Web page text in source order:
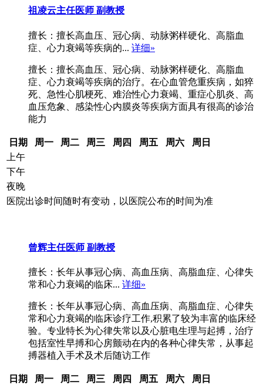
祖凌云主任医师 副教授
擅长：擅长高血压、冠心病、动脉粥样硬化、高脂血
症、心力衰竭等疾病的... 详细»
擅长：擅长高血压、冠心病、动脉粥样硬化、高脂血
症、心力衰竭等疾病的治疗。在心血管危重疾病，如猝
死、急性心肌梗死、难治性心力衰竭、重症心肌炎、高
血压危象、感染性心内膜炎等疾病方面具有很高的诊治
能力
日期 周一 周二 周三 周四 周五 周六
周日
上午
下午
夜晚
医院出诊时间随时有变动，以医院公布的时间为准
曾辉主任医师 副教授
擅长：长年从事冠心病、高血压病、高脂血症、心律失
常和心力衰竭的临床... 详细»
擅长：长年从事冠心病、高血压病、高脂血症、心律失
常和心力衰竭的临床诊疗工作,积累了较为丰富的临床经
验。专业特长为心律失常以及心脏电生理与起搏，治疗
包括室性早搏和心房颤动在内的各种心律失常，从事起
搏器植入手术及术后随访工作
日期 周一 周二 周三 周四 周五 周六
周日